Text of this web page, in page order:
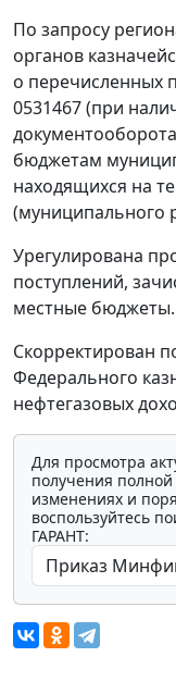
По запросу
органов
о перечисленных
0531467 (при
бюджетам
находящихся на
(муниципального
Урегулирована
поступлений,
местные бюджеты.
Скорректирован
Федерального
нефтегазовых
Для просмотра
получения
изменениях и
воспользуйтесь
ГАРАНТ: